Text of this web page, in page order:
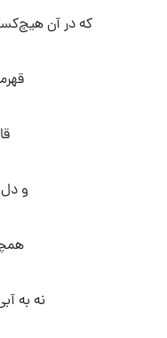
که در آن
و دل
نه به